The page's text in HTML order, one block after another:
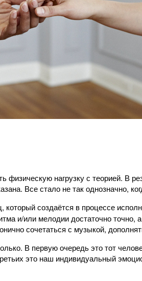
физическую нагрузку с теорией. В
Все стало не так однозначно,
который создаётся в процессе
и/или мелодии достаточно
сочетаться с музыкой,
В первую очередь это тот
это наш индивидуальный